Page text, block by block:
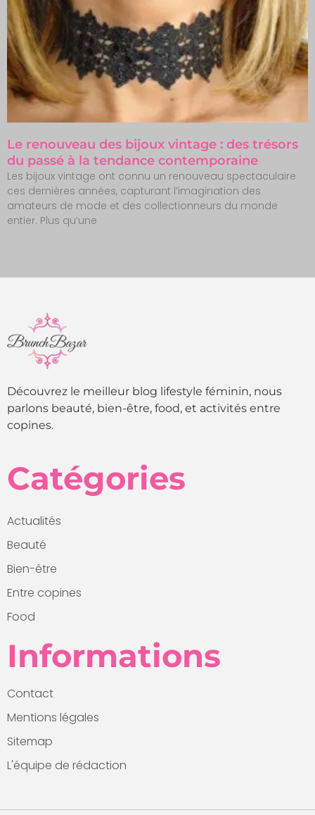
Le renouveau des bijoux vintage : des trésors
du passé à la tendance contemporaine
Les bijoux vintage ont connu un renouveau spectaculaire
ces dernières années, capturant l’imagination des
amateurs de mode et des collectionneurs du monde
entier. Plus qu’une
Découvrez le meilleur blog lifestyle féminin, nous
parlons beauté, bien-être, food, et activités entre
copines.
Catégories
Actualités
Beauté
Bien-être
Entre copines
Food
Informations
Contact
Mentions légales
Sitemap
L'équipe de rédaction